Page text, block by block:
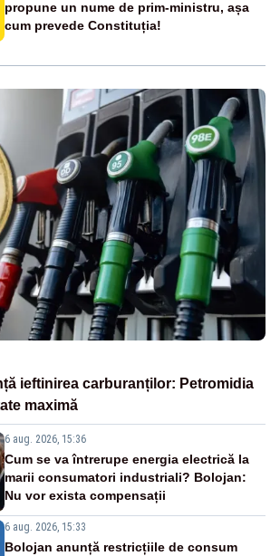
propune un nume de prim-ministru, așa
cum prevede Constituția!
ieftinirea carburanților: Petromidia
maximă
6 aug. 2026, 15:36
Cum se va întrerupe energia electrică la
marii consumatori industriali? Bolojan:
Nu vor exista compensații
6 aug. 2026, 15:33
Bolojan anunță restricțiile de consum